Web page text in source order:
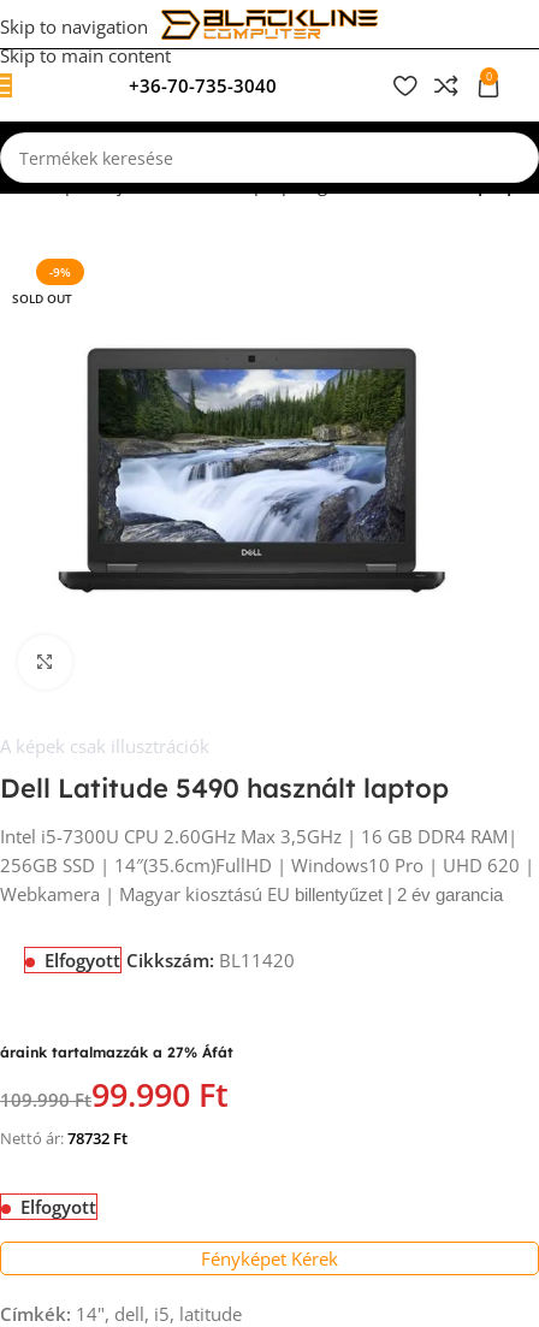
Skip to navigation
Skip to main content
+36-70-735-3040
0
Kezdőlap Felújított, használt laptopok garanciával Dell Laptopok
-9%
SOLD OUT
A képek csak illusztrációk
Dell Latitude 5490 használt laptop
Intel i5-7300U CPU 2.60GHz Max 3,5GHz | 16 GB DDR4 RAM|
256GB SSD | 14″(35.6cm)FullHD | Windows10 Pro | UHD 620 |
Webkamera | Magyar kiosztású EU billentyűzet | 2 év garancia
Elfogyott Cikkszám: BL11420
áraink tartalmazzák a 27% Áfát
109.990 Ft99.990 Ft
Nettó ár:78732 Ft
Elfogyott
Fényképet Kérek
Címkék: 14", dell, i5, latitude